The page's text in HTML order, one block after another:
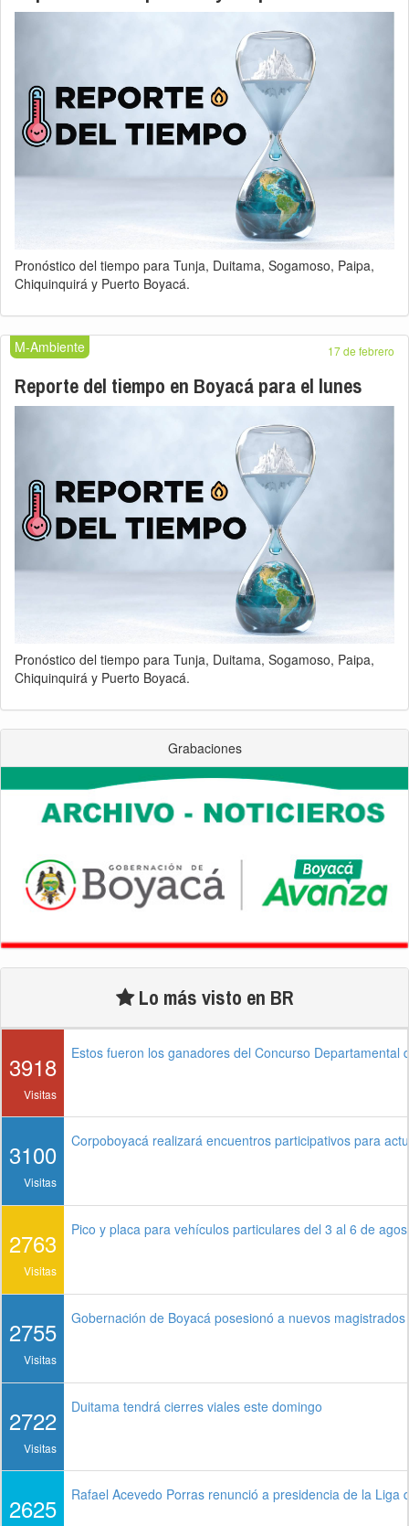
Pronóstico del tiempo para Tunja, Duitama, Sogamoso, Paipa,
Chiquinquirá y Puerto Boyacá.
M-Ambiente 17 de febrero
Reporte del tiempo en Boyacá para el lunes
Pronóstico del tiempo para Tunja, Duitama, Sogamoso, Paipa,
Chiquinquirá y Puerto Boyacá.
Grabaciones
Lo más visto en BR
3918
Visitas
Estos fueron los ganadores del Concurso Departamental
3100
Visitas
Corpoboyacá realizará encuentros participativos para
2763
Visitas
Pico y placa para vehículos particulares del 3 al 6 de
2755
Visitas
Gobernación de Boyacá posesionó a nuevos
2722
Visitas
Duitama tendrá cierres viales este domingo
2625 Rafael Acevedo Porras renunció a presidencia de la